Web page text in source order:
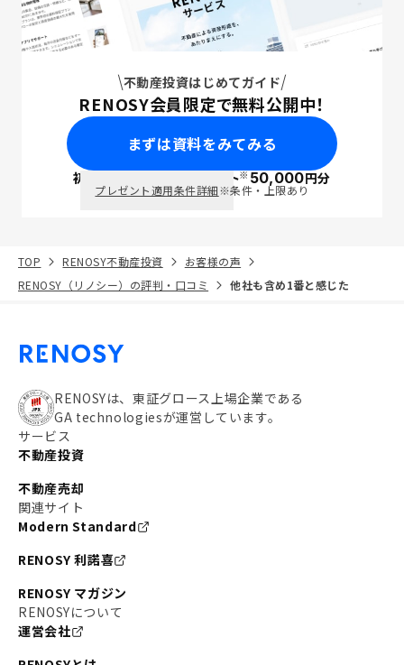
不動産投資はじめてガイド
RENOSY会員限定で無料公開中！
まずは資料をみてみる
初回面談で ポイント※50,000円分
プレゼント適用条件詳細※条件・上限あり
TOP RENOSY不動産投資
お客様の声
RENOSY（リノシー）の評判・口コミ
他社も含め1番と感じた
RENOSYは、東証グロース上場企業である
GA technologiesが運営しています。
サービス
不動産投資
不動産売却
関連サイト
Modern Standard
RENOSY 利諾喜
RENOSY マガジン
RENOSYについて
運営会社